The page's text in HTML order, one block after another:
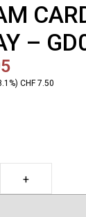
–
CHF 7.50
+